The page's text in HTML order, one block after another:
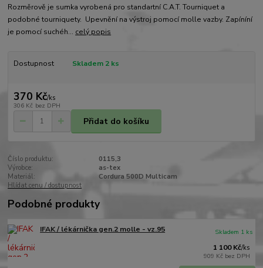
Rozměrově je sumka vyrobená pro standartní C.A.T. Tourniquet a
podobné tourniquety. Upevnění na výstroj pomocí molle vazby. Zapíníní
je pomocí suchéh... celý popis
Dostupnost Skladem 2 ks
370 Kč/ks
306 Kč bez DPH
Přidat do košíku
Číslo produktu:
0115,3
Výrobce:
as-tex
Materiál:
Cordura 500D Multicam
Hlídat cenu / dostupnost
Podobné produkty
IFAK / lékárnička gen.2 molle - vz.95
1 100 Kč/ks
909 Kč bez DPH
Skladem 1 ks